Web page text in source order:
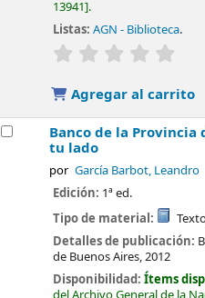
13941 .
Listas: AGN - Biblioteca.
valoración
Agregar al carrito
Banco de la Provincia
tu lado
por García Barbot, Leandro
Edición: 1ª ed.
Tipo de material:
Detalles de publicación:
de Buenos Aires,2012
Disponibilidad:Ítems